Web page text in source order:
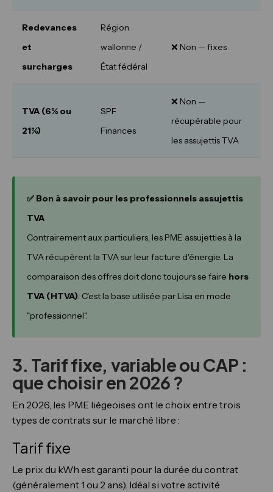
Redevances
et
surcharges
Région
wallonne /
État fédéral
❌ Non — fixes
TVA (6% ou
21%)
SPF
Finances
❌ Non —
récupérable pour
les assujettis TVA
✅ Bon à savoir pour les professionnels assujettis
TVA
Contrairement aux particuliers, les PME assujetties à la
TVA récupèrent la TVA sur leur facture d'énergie. La
comparaison des offres doit donc toujours se faire hors
TVA (HTVA). C'est la base utilisée par Lisa en mode
"professionnel".
3. Tarif fixe, variable ou CAP :
que choisir en 2026 ?
En 2026, les PME liégeoises ont le choix entre trois
types de contrats sur le marché libre :
Tarif fixe
Le prix du kWh est garanti pour la durée du contrat
(généralement 1 ou 2 ans). Idéal si votre activité